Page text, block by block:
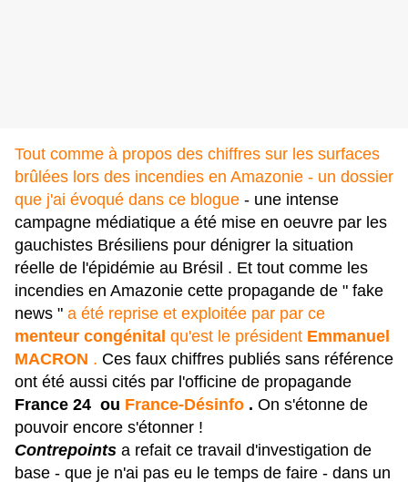
Tout comme à propos des chiffres sur les surfaces
brûlées lors des incendies en Amazonie - un dossier
que j'ai évoqué dans ce blogue - une intense
campagne médiatique a été mise en oeuvre par les
gauchistes Brésiliens pour dénigrer la situation
réelle de l'épidémie au Brésil . Et tout comme les
incendies en Amazonie cette propagande de " fake
news " a été reprise et exploitée par par ce
menteur congénital qu'est le président Emmanuel
MACRON . Ces faux chiffres publiés sans référence
ont été aussi cités par l'officine de propagande
France 24 ou France-Désinfo . On s'étonne de
pouvoir encore s'étonner !
Contrepoints a refait ce travail d'investigation de
base - que je n'ai pas eu le temps de faire - dans un